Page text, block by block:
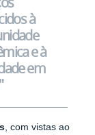
à
e à
em
, com vistas ao